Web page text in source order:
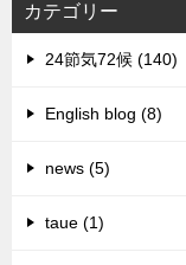
カテゴリー
24節気72候 (140)
English blog (8)
news (5)
taue (1)